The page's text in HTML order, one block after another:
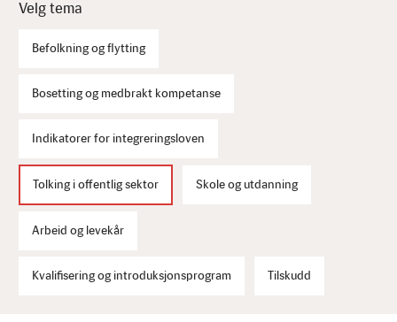
Velg tema
Befolkning og flytting
Bosetting og medbrakt kompetanse
Indikatorer for integreringsloven
Tolking i offentlig sektor Skole og utdanning
Arbeid og levekår
Kvalifisering og introduksjonsprogram Tilskudd